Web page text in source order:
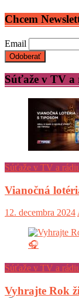
Chcem
Email
Súťaže v TV a
Súťaže v TV a
Vianočná
12. decembra 2024
Súťaže v TV a
Vyhrajte Rok